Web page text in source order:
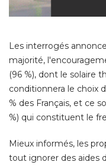
Les interrogés
majorité,
(96 %), dont le solaire
conditionnera le choix
% des Français, et ce
%) qui constituent le
Mieux informés, les
tout ignorer des aides